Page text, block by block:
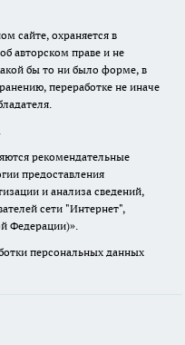
сайте, охраняется в
авторском праве и не
бы то ни было форме, в
переработке не иначе
рекомендательные
предоставления
и анализа сведений,
сети "Интернет",
Федерации)».
персональных данных